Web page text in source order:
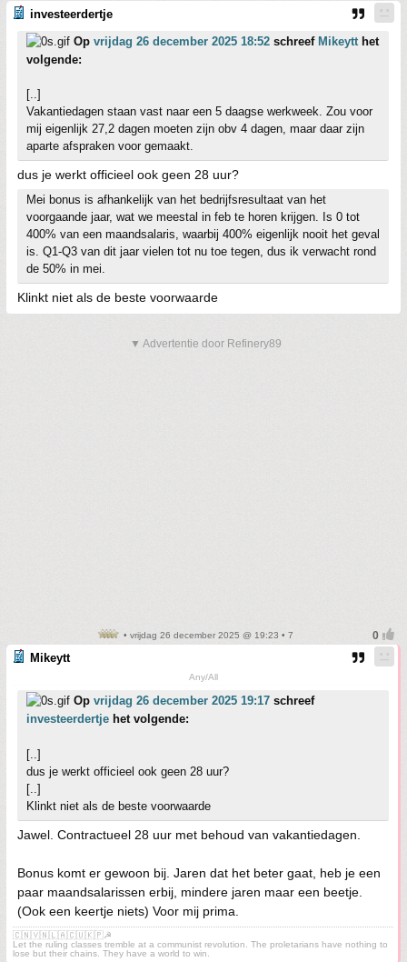
investeerdertje
Op vrijdag 26 december 2025 18:52 schreef Mikeytthet
volgende:
[..]
Vakantiedagen staan vast naar een 5 daagse werkweek. Zou voor
mij eigenlijk 27,2 dagen moeten zijn obv 4 dagen, maar daar zijn
aparte afspraken voor gemaakt.
dus je werkt officieel ook geen 28 uur?
Mei bonus is afhankelijk van het bedrijfsresultaat van het
voorgaande jaar, wat we meestal in feb te horen krijgen. Is 0 tot
400% van een maandsalaris, waarbij 400% eigenlijk nooit het geval
is. Q1-Q3 van dit jaar vielen tot nu toe tegen, dus ik verwacht rond
de 50% in mei.
Klinkt niet als de beste voorwaarde
▼ Advertentie door Refinery89
• vrijdag 26 december 2025 @ 19:23 • 7
Mikeytt
Any/All
Op vrijdag 26 december 2025 19:17 schreef
investeerdertje het volgende:
[..]
dus je werkt officieel ook geen 28 uur?
[..]
Klinkt niet als de beste voorwaarde
Jawel. Contractueel 28 uur met behoud van vakantiedagen.
Bonus komt er gewoon bij. Jaren dat het beter gaat, heb je een
paar maandsalarissen erbij, mindere jaren maar een beetje.
(Ook een keertje niets) Voor mij prima.
🇨🇳🇻🇳🇱🇦🇨🇺🇰🇵☭
Let the ruling classes tremble at a communist revolution. The proletarians have nothing to
lose but their chains. They have a world to win.